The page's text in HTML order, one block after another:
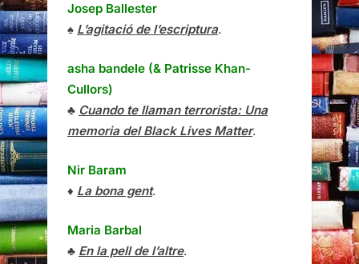
Josep Ballester
♠ L’agitació de l’escriptura.
asha bandele (& Patrisse Khan-
Cullors)
♣ Cuando te llaman terrorista: Una
memoria del Black Lives Matter.
Nir Baram
♦ La bona gent.
Maria Barbal
♣ En la pell de l’altre.